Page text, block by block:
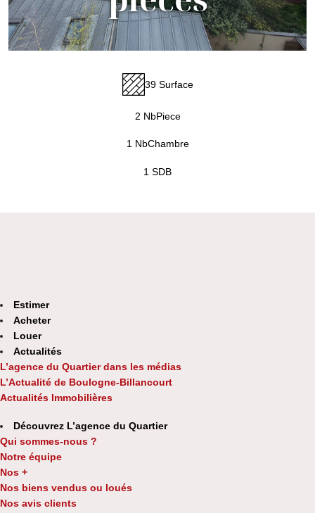
39 Surface
2 NbPiece
1 NbChambre
1 SDB
Estimer
Acheter
Louer
Actualités
L’agence du Quartier dans les médias
L’Actualité de Boulogne-Billancourt
Actualités Immobilières
Découvrez L’agence du Quartier
Qui sommes-nous ?
Notre équipe
Nos +
Nos biens vendus ou loués
Nos avis clients